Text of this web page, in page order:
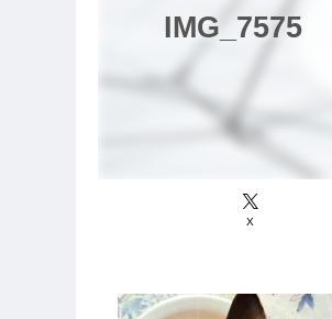
IMG_7575
X